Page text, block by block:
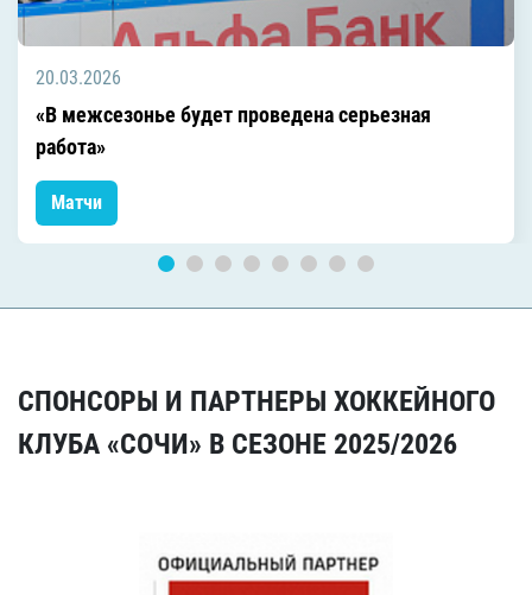
20.03.2026
«В межсезонье будет проведена серьезная
работа»
Матчи
СПОНСОРЫ И ПАРТНЕРЫ ХОККЕЙНОГО
КЛУБА «СОЧИ» В СЕЗОНЕ 2025/2026